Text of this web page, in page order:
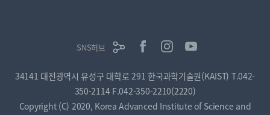
SNS허브
34141 대전광역시 유성구 대학로 291 한국과학기술원(KAIST) T.042-
350-2114 F.042-350-2210(2220)
Copyright (C) 2020, Korea Advanced Institute of Science and